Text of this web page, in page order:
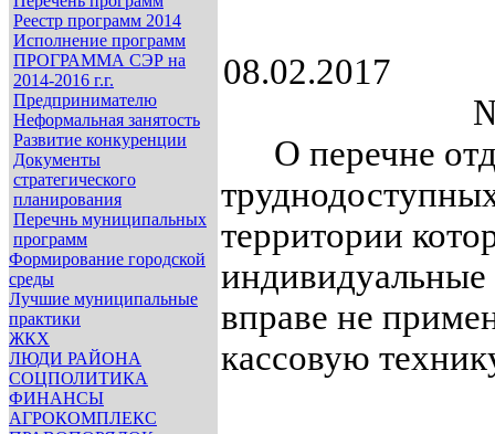
Реестр программ 2014
Исполнение программ
ПРОГРАММА СЭР на
2014-2016 г.г.
Предпринимателю
Неформальная занятость
Развитие конкуренции
Документы
стратегического
планирования
Перечнь муниципальных
программ
Формирование городской
среды
Лучшие муниципальные
практики
ЖКХ
ЛЮДИ РАЙОНА
СОЦПОЛИТИКА
ФИНАНСЫ
АГРОКОМПЛЕКС
О перечне
территории
вправе не
кассовую